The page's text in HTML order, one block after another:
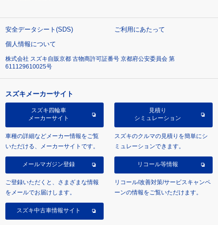
安全データシート(SDS)
ご利用にあたって
個人情報について
株式会社 スズキ自販京都 古物商許可証番号 京都府公安委員会 第
611129610025号
スズキメーカーサイト
スズキ四輪車
メーカーサイト
車種の詳細などメーカー情報をご覧
いただける、メーカーサイトです。
見積り
シミュレーション
スズキのクルマの見積りを簡単にシ
ミュレーションできます。
メールマガジン登録
ご登録いただくと、さまざまな情報
をメールでお届けします。
リコール等情報
リコール/改善対策/サービスキャンペ
ーンの情報をご覧いただけます。
スズキ中古車情報サイト